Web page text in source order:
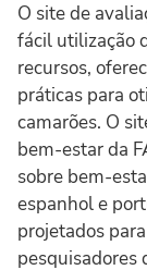
O site de
fácil utilização
recursos,
práticas para
camarões. O
bem-estar da
sobre bem-
espanhol e
projetados
pesquisadores